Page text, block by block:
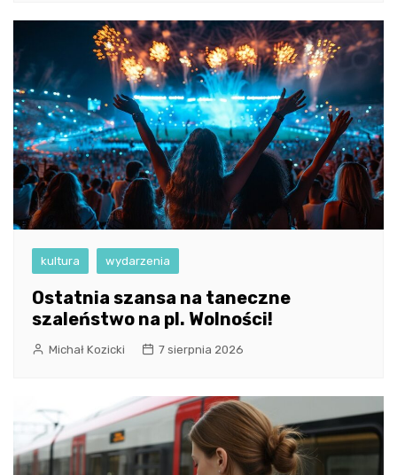
kultura wydarzenia
Ostatnia szansa na taneczne
szaleństwo na pl. Wolności!
Michał Kozicki 7 sierpnia 2026